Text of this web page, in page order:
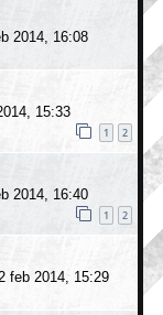
2014, 16:08
15:33
1 2
2014, 16:40
1 2
feb 2014, 15:29